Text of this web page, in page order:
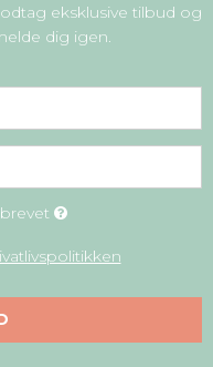
eksklusive tilbud og
dig igen.